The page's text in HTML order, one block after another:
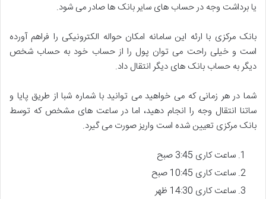
یا برداشت وجه در حساب های سایر بانک ها صادر می شود.
بانک مرکزی با ارئه این سامانه امکان حواله الکترونیکی را فراهم آورده
است و خیلی راحت می توان پول را از حساب خود به حساب شخص
دیگر به حساب بانک های دیگر انتقال داد.
شما در هر زمانی که می خواهید می توانید با شماره شبا از طریق پایا و
ساتنا انتقال وجه را انجام دهید، اما در ساعت های مشخص که توسط
بانک مرکزی تعیین شده است واریز صورت می گیرد.
ساعت کاری 3:45 صبح
ساعت کاری 10:45 صبح
ساعت کاری 14:30 ظهر